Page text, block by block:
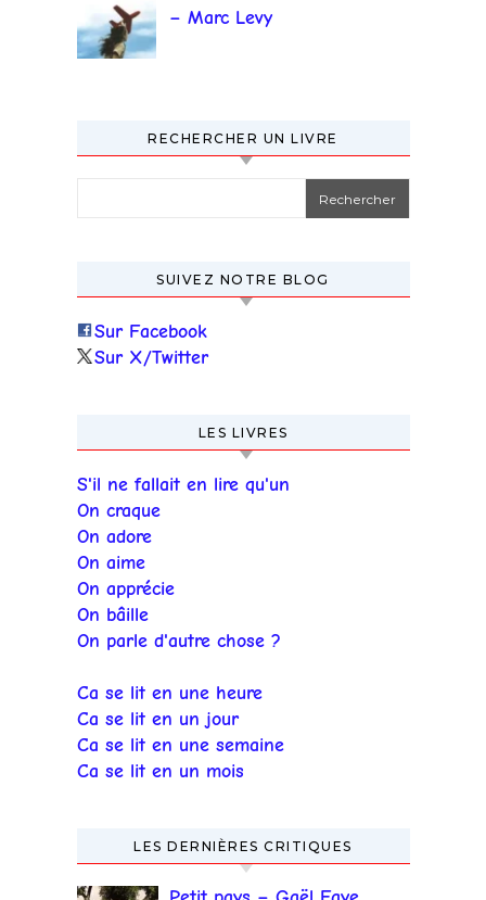
– Marc Levy
RECHERCHER UN LIVRE
SUIVEZ NOTRE BLOG
Sur Facebook
Sur X/Twitter
LES LIVRES
S'il ne fallait en lire qu'un
On craque
On adore
On aime
On apprécie
On bâille
On parle d'autre chose ?
Ca se lit en une heure
Ca se lit en un jour
Ca se lit en une semaine
Ca se lit en un mois
LES DERNIÈRES CRITIQUES